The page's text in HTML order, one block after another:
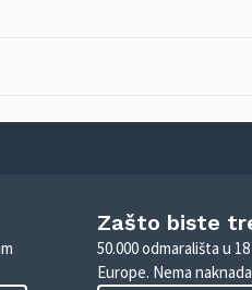
Zašto biste
50.000 odmarališta u
Europe. Nema